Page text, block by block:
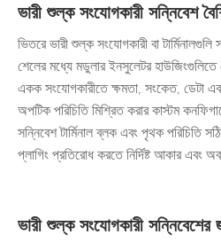
ভারী শুল্ক সংযোগকারী সন্নিবেশ
ভিতরে ভারী শুল্ক সংযোগকারী বা
শেলের মধ্যে মডুলার ইনসুলেটর
একক সংযোগকারীতে ক্ষমতা, সংকেত, ডেটা
অপটিক পরিচিতি মিশ্রিত করার কাস্টম
সন্নিবেশ টার্মিনাল ব্লক এবং পৃথক পরিচিতি
প্লাগিং প্রতিরোধ করতে নির্দিষ্ট আকার এবং
ভারী শুল্ক সংযোগকারী